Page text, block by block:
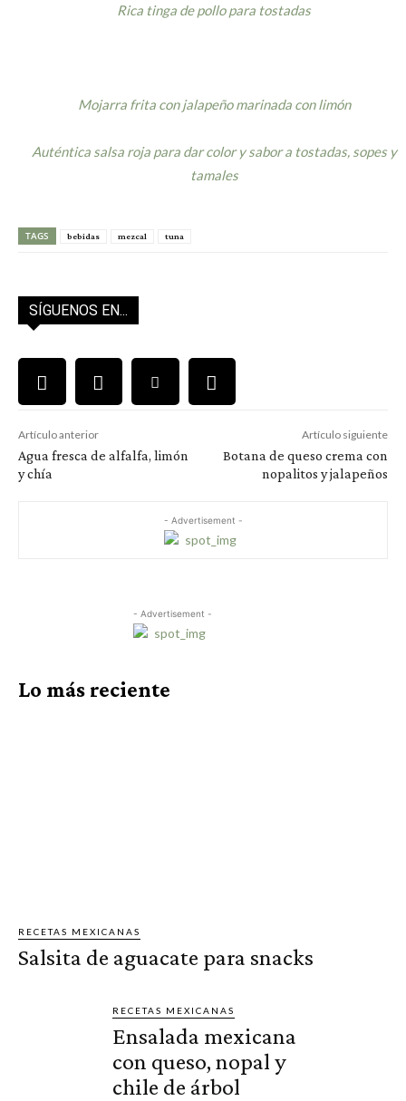
Rica tinga de pollo para tostadas
Mojarra frita con jalapeño marinada con limón
Auténtica salsa roja para dar color y sabor a tostadas, sopes y
tamales
TAGS bebidas mezcal tuna
SÍGUENOS EN...
Artículo anterior
Agua fresca de alfalfa, limón
y chía
Artículo siguiente
Botana de queso crema con
nopalitos y jalapeños
- Advertisement -
- Advertisement -
Lo más reciente
RECETAS MEXICANAS
Salsita de aguacate para snacks
RECETAS MEXICANAS
Ensalada mexicana
con queso, nopal y
chile de árbol